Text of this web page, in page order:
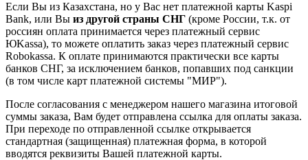
Если Вы из Казахстана, но у Вас нет платежной карты Kaspi
Bank, или Вы из другой страны СНГ (кроме России, т.к. от
россиян оплата принимается через платежный сервис
ЮKassa), то можете оплатить заказ через платежный сервис
Robokassa. К оплате принимаются практически все карты
банков СНГ, за исключением банков, попавших под санкции
(в том числе карт платежной системы "МИР").
После согласования с менеджером нашего магазина итоговой
суммы заказа, Вам будет отправлена ссылка для оплаты заказа.
При переходе по отправленной ссылке открывается
стандартная (защищенная) платежная форма, в которой
вводятся реквизиты Вашей платежной карты.